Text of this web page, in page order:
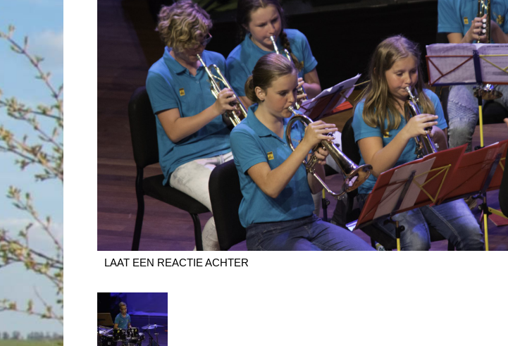
LAAT EEN REACTIE ACHTER